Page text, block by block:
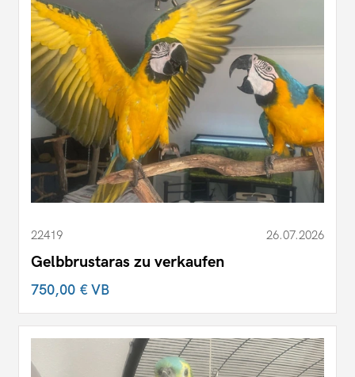
22419 26.07.2026
Gelbbrustaras zu verkaufen
750,00 €VB